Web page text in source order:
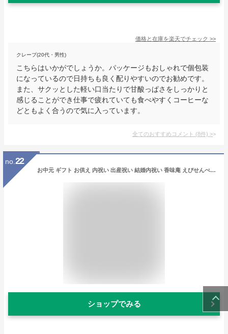
価格と在庫を楽天でチェック >>
クレープ(20代・男性)
こちらはいかがでしょうか。パッケージもおしゃれで個包装
になっているので日持ちも良く配りやすいのでお勧めです。
また、サクッとした軽い口当たりで甘酸っぱさをしっかりと
感じることができ仕事で疲れていても食べやすくコーヒーな
どともよく合うので気に入っています。
全てのおすすめコメント (8件) >
no. 22
お中元 ギフト お供え 内祝い 出産祝い 結婚内祝い 香味庵 えびせんべい香味 えびせん6品セット お菓子 出産内祝い 引き出物 香典返し 快気祝い 結婚 引出物 内祝 ギフト 引っ越し 引越し お祝いギフト 卒業祝い 入学祝い 送別会 全力配送便 送料無料
ショップでみる